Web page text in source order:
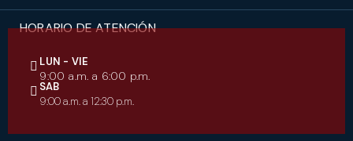
HORARIO DE ATENCIÓN
LUN - VIE
9:00 a.m. a 6:00 p.m.
SAB
9:00 a.m. a 12:30 p.m.